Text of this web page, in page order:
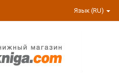
Язык (RU)